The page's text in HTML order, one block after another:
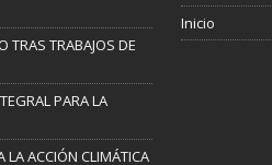
TRAS TRABAJOS DE
PARA LA
LA ACCIÓN CLIMÁTICA
Inicio